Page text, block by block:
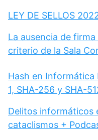
LEY DE SELLOS
La ausencia de
criterio de la Sala
Hash en Informática
1, SHA-256 y SHA-
Delitos informáticos
cataclismos +